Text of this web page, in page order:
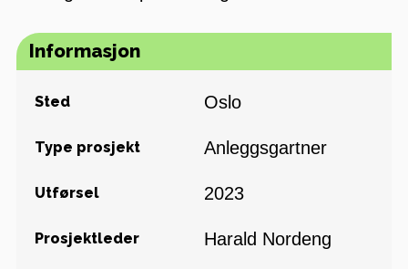
Informasjon
Sted Oslo
Type prosjekt Anleggsgartner
Utførsel 2023
Prosjektleder Harald Nordeng